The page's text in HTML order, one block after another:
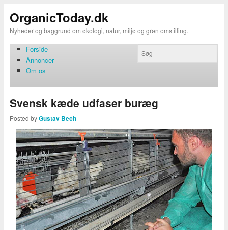
OrganicToday.dk
Nyheder og baggrund om økologi, natur, miljø og grøn omstilling.
Forside
Annoncer
Om os
Svensk kæde udfaser buræg
Posted byGustav Bech